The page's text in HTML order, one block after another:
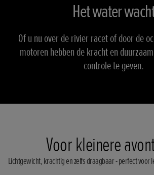
Het water
Of u nu over de rivier racet of door de
motoren hebben de kracht en
controle te geven.
Voor kleinere
Lichtgewicht, krachtig en zelfs draagbaar - perfect voor